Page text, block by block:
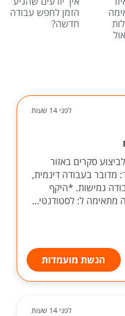
הזמן לחפש עבודה
חדשה?
לפני 14 שעות
סקרים באזור
מדובר בעבודה דינמית,
גמישות. *היקף
ל: לסטודנטי...
הגשת מועמדות
לפני 14 שעות